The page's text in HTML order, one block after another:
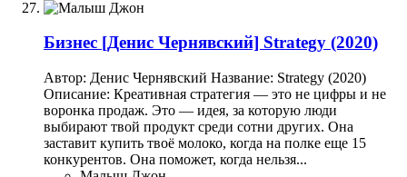
Бизнес [Денис Чернявский] Strategy (2020)
Автор: Денис Чернявский Название: Strategy (2020)
Описание: Креативная стратегия — это не цифры и не
воронка продаж. Это — идея, за которую люди
выбирают твой продукт среди сотни других. Она
заставит купить твоё молоко, когда на полке еще 15
конкурентов. Она поможет, когда нельзя...